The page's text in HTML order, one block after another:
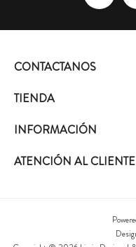
CONTACTANOS
TIENDA
INFORMACIÓN
ATENCIÓN AL CLIENTE